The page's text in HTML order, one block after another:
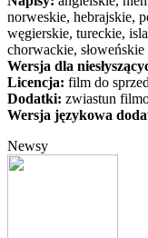
norweskie, hebrajskie,
węgierskie, tureckie,
chorwackie, słoweńskie
Wersja dla
Licencja: film do
Dodatki: zwiastun
Wersja językowa
Newsy